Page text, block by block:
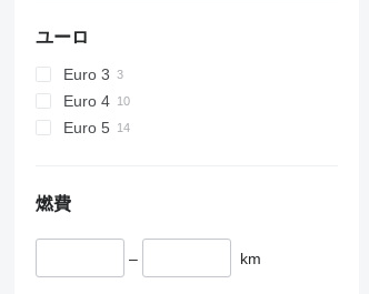
ユーロ
Euro 3
Euro 4
Euro 5
燃費
– km